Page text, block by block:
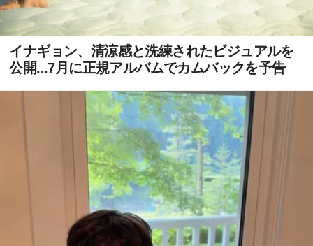
イナギョン、清涼感と洗練されたビジュアルを
公開...7月に正規アルバムでカムバックを予告